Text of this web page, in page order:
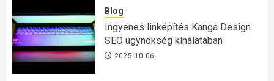
Blog
Ingyenes linképítés Kanga Design
SEO ügynökség kínálatában
2025.10.06.